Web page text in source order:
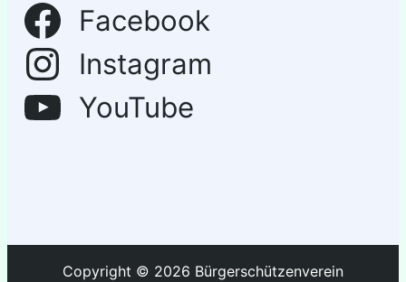
Facebook
Instagram
YouTube
Copyright © 2026 Bürgerschützenverein